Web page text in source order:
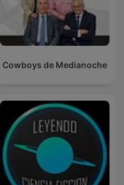
Cowboys de Medianoche